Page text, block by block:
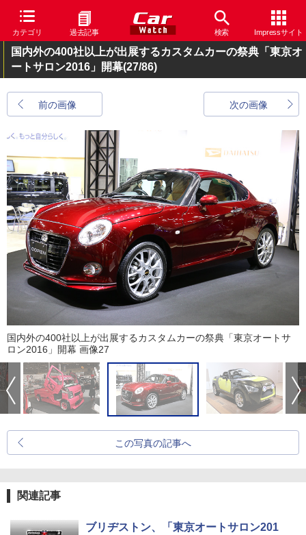
カテゴリ 過去記事 検索 Impressサイト
国内外の400社以上が出展するカスタムカーの祭典「東京オ
ートサロン2016」開幕(27/86)
前の画像 次の画像
国内外の400社以上が出展するカスタムカーの祭典「東京オートサ
ロン2016」開幕 画像27
この写真の記事へ
関連記事
ブリヂストン、「東京オートサロン201